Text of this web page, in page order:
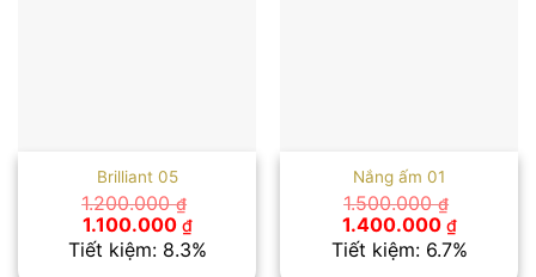
Brilliant 05
1.200.000₫
Giá
gốc
là:
1.100.000 ₫Giá
hiện
tại
Tiết kiệm: 8.3%
Nắng ấm 01
1.500.000₫
Giá
gốc
là:
1.400.000 ₫Giá
hiện
tại
Tiết kiệm: 6.7%